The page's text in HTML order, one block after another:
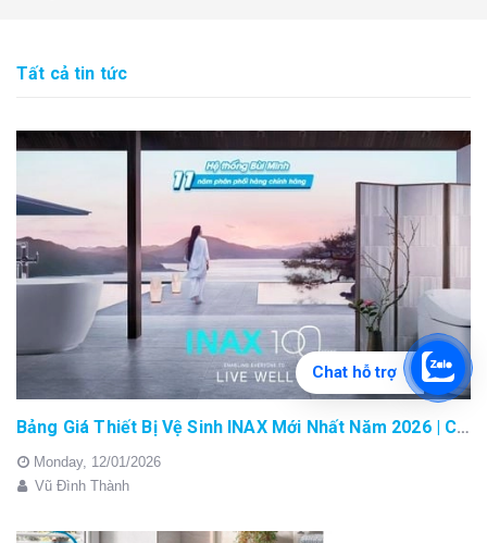
Tất cả tin tức
Bảng Giá Thiết Bị Vệ Sinh INAX Mới Nhất Năm 2026 | Cập Nhật Liên Tục Tại BM8.VN
Monday, 12/01/2026
Vũ Đình Thành
Chat hỗ trợ